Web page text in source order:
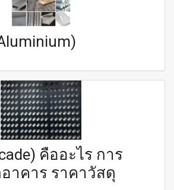
คืออะไร การ
าคาร ราคาวัสดุ